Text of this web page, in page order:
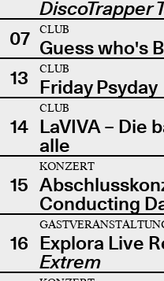
DiscoTrapper
07
CLUB
Guess who's
13
CLUB
Friday Psyday
14
CLUB
LaVIVA – Die
alle
15
KONZERT
Conducting
16 Explora Live
Extrem